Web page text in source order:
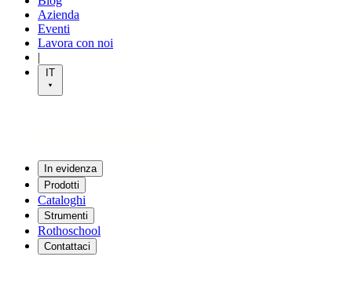
Azienda
Eventi
Lavora con noi
|
IT
In evidenza
Prodotti
Cataloghi
Strumenti
Rothoschool
Contattaci